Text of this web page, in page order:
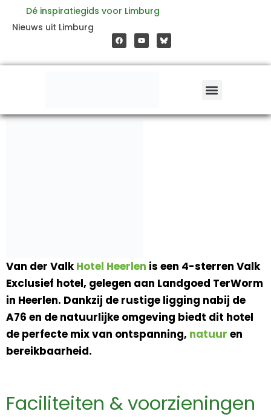
inhoud
Dé inspiratiegids voor Limburg
Nieuws uit Limburg
a
c
e
o
o
o
u
t
b
e
Van der ValkHotel Heerlen is een 4-sterren Valk
Exclusief hotel, gelegen aan Landgoed TerWorm
in Heerlen. Dankzij de rustige ligging nabij de
A76 en de natuurlijke omgeving biedt dit hotel
de perfecte mix van ontspanning, natuur en
bereikbaarheid.
Faciliteiten & voorzieningen